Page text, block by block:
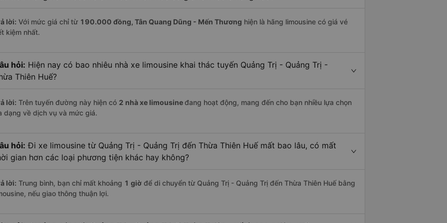
lời: Với mức giá chỉ từ 190.000 đồng, Tân Quang Dũng - Mến Thương hiện là hãng limousine có giá vé
kiệm nhất.
hỏi: Hiện nay có bao nhiêu nhà xe limousine khai thác tuyến Quảng Trị - Quảng Trị -
Thiên Huế?
lời: Trên tuyến đường này hiện có 2 nhà xe limousineđang hoạt động, mang đến cho bạn nhiều lựa chọn
dạng về dịch vụ và mức giá.
hỏi: Đi xe limousine từ Quảng Trị - Quảng Trị đến Thừa Thiên Huế mất bao lâu, có mất
gian hơn các loại phương tiện khác hay không?
lời: Trung bình, bạn chỉ mất khoảng 1 giờ để di chuyển từ Quảng Trị - Quảng Trị đến Thừa Thiên Huế bằng
nếu giao thông thuận lợi.